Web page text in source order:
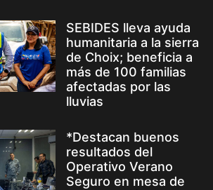
SEBIDES lleva ayuda
humanitaria a la sierra
de Choix; beneficia a
más de 100 familias
afectadas por las
lluvias
*Destacan buenos
resultados del
Operativo Verano
Seguro en mesa de